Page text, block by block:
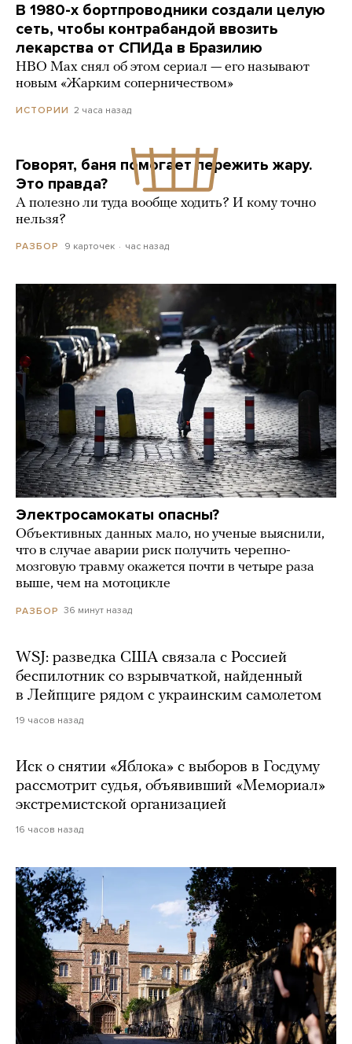
В 1980-х бортпроводники создали целую
сеть, чтобы контрабандой ввозить
лекарства от СПИДа в Бразилию
HBO Max снял об этом сериал — его называют
новым «Жарким соперничеством»
ИСТОРИИ 2 часа назад
Говорят, баня помогает пережить жару.
Это правда?
А полезно ли туда вообще ходить? И кому точно
нельзя?
РАЗБОР 9 карточек час назад
Электросамокаты опасны?
Объективных данных мало, но ученые выяснили,
что в случае аварии риск получить черепно-
мозговую травму окажется почти в четыре раза
выше, чем на мотоцикле
РАЗБОР 36 минут назад
WSJ: разведка США связала с Россией
беспилотник со взрывчаткой, найденный
в Лейпциге рядом с украинским самолетом
19 часов назад
Иск о снятии «Яблока» с выборов в Госдуму
рассмотрит судья, объявивший «Мемориал»
экстремистской организацией
16 часов назад